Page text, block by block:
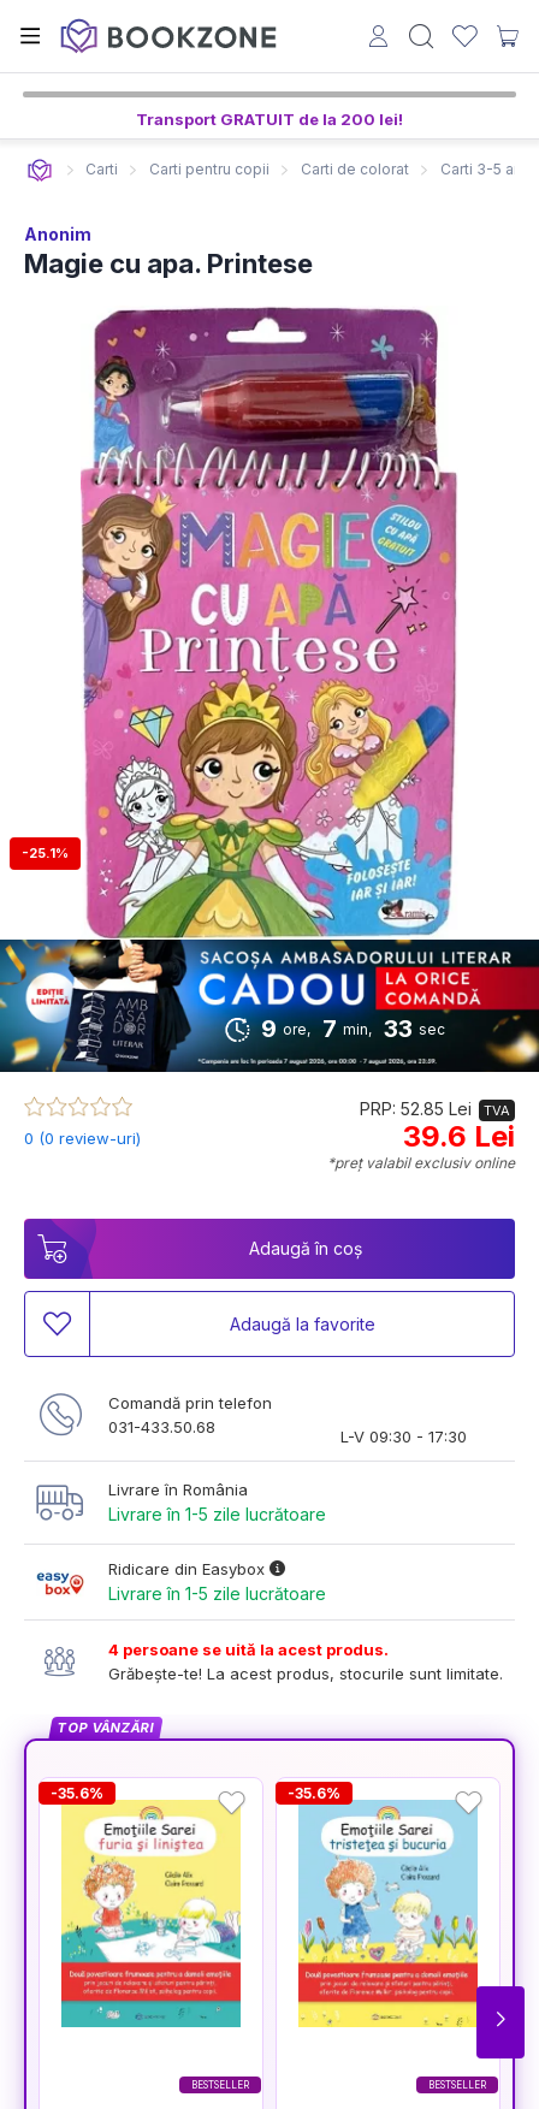
Transport GRATUIT de la 200 lei!
9 ore, 7 min, 32 sec
Carti Carti pentru copii Carti de colorat Carti 3-5 ani
Anonim
Magie cu apa. Printese
-25.1%
9 ore, 7 min, 32 sec
0 (0 review-uri)
PRP: 52.85 Lei TVA
39.6 Lei
*preț valabil exclusiv online
Adaugă în coș
Adaugă la favorite
Comandă prin telefon
031-433.50.68
L-V 09:30 - 17:30
Livrare în România
Livrare în 1-5 zile lucrătoare
Ridicare din Easybox
Livrare în 1-5 zile lucrătoare
4 persoane se uită la acest produs.
Grăbește-te! La acest produs, stocurile sunt limitate.
TOP VÂNZĂRI
BESTSELLER
-35.6%
BESTSELLER
-35.6%